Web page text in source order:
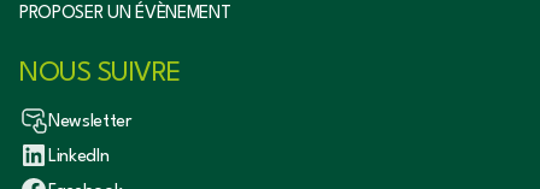
PROPOSER UN ÉVÈNEMENT
NOUS SUIVRE
Newsletter
LinkedIn